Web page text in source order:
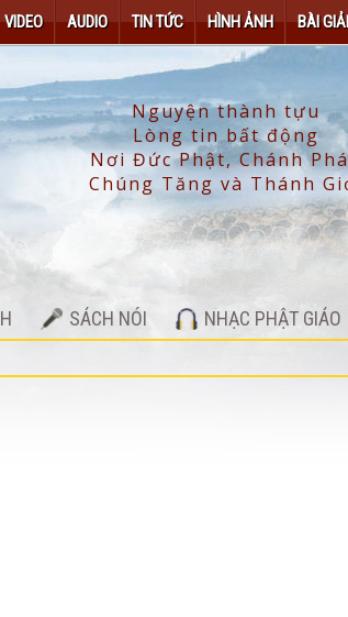
VIDEO AUDIO TIN TỨC HÌNH ẢNH BÀI
SÁCH NÓI NHẠC PHẬT GIÁO